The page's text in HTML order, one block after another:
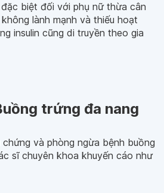
đặc biệt đối với phụ nữ thừa cân
lành mạnh và thiếu hoạt
insulin cũng di truyền theo gia
trứng đa nang
và phòng ngừa bệnh buồng
sĩ chuyên khoa khuyến cáo như